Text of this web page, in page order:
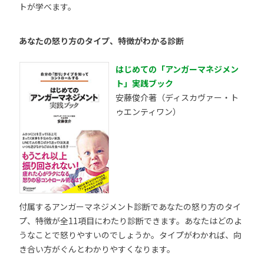
トが学べます。
あなたの怒り方のタイプ、特徴がわかる診断
はじめての「アンガーマネジメン
ト」実践ブック
安藤俊介著（ディスカヴァー・ト
ゥエンティワン）
付属するアンガーマネジメント診断であなたの怒り方のタイ
プ、特徴が全11項目にわたり診断できます。あなたはどのよ
うなことで怒りやすいのでしょうか。タイプがわかれば、向
き合い方がぐんとわかりやすくなります。